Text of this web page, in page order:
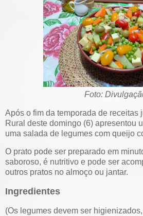
Foto:
Após o fim da temporada de receitas
Rural deste domingo (6) apresentou
uma salada de legumes com queijo
O prato pode ser preparado em
saboroso, é nutritivo e pode ser
outros pratos no almoço ou jantar.
Ingredientes
(Os legumes devem ser